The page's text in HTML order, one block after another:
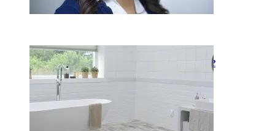
neįgaliojo vežimėliui vonią?
2026-05-12